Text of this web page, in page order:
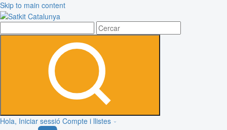
Skip to main content
Hola, Iniciar sessió Compte i llistes